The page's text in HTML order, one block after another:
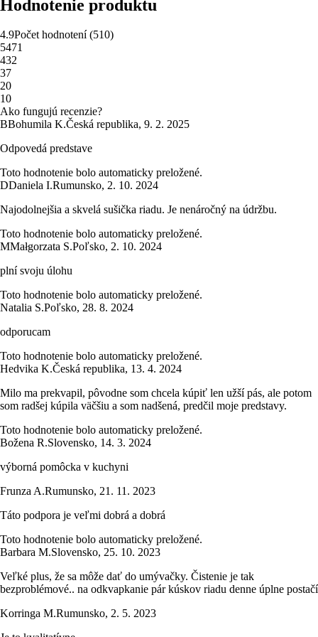
Hodnotenie produktu
4.9Počet hodnotení(510)
5471
432
37
20
10
Ako fungujú recenzie?
BBohumila K.Česká republika, 9. 2. 2025
Odpovedá predstave
Toto hodnotenie bolo automaticky preložené.
DDaniela I.Rumunsko, 2. 10. 2024
Najodolnejšia a skvelá sušička riadu. Je nenáročný na údržbu.
Toto hodnotenie bolo automaticky preložené.
MMałgorzata S.Poľsko, 2. 10. 2024
plní svoju úlohu
Toto hodnotenie bolo automaticky preložené.
Natalia S.Poľsko, 28. 8. 2024
odporucam
Toto hodnotenie bolo automaticky preložené.
Hedvika K.Česká republika, 13. 4. 2024
Milo ma prekvapil, pôvodne som chcela kúpiť len užší pás, ale potom
som radšej kúpila väčšiu a som nadšená, predčil moje predstavy.
Toto hodnotenie bolo automaticky preložené.
Božena R.Slovensko, 14. 3. 2024
výborná pomôcka v kuchyni
Frunza A.Rumunsko, 21. 11. 2023
Táto podpora je veľmi dobrá a dobrá
Toto hodnotenie bolo automaticky preložené.
Barbara M.Slovensko, 25. 10. 2023
Veľké plus, že sa môže dať do umývačky. Čistenie je tak
bezproblémové.. na odkvapkanie pár kúskov riadu denne úplne postačí
Korringa M.Rumunsko, 2. 5. 2023